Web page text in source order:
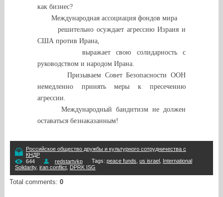
как бизнес?
Международная ассоциация фондов мира
решительно осуждает агрессию Израия и
США против Ирана,
выражает свою солидарность с
руководством и народом Ирана.
Призываем Совет Безопасности ООН
немедленно принять меры к пресечению
агрессии.
Международный бандитизм не должен
оставаться безнаказанным!
Российское общество дружбы и культурного сотрудничества с
КНДР
644
redstartvkp Tags: peace funds us israel, International
Solidarity, iran conflict, DPRK ISG
Total comments: 0